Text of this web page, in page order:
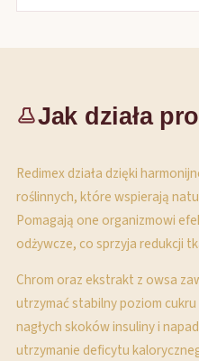
Jak działa
Redimex działa dzięki
roślinnych, które wspierają
Pomagają one organizmowi
odżywcze, co sprzyja redukcji
Chrom oraz ekstrakt z owsa
utrzymać stabilny poziom
nagłych skoków insuliny i
utrzymanie deficytu